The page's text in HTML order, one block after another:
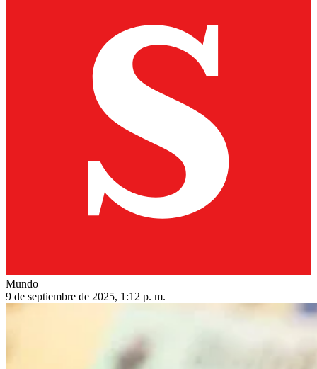
Mundo
9 de septiembre de 2025, 1:12 p. m.